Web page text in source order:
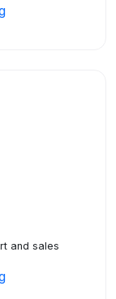
and sales